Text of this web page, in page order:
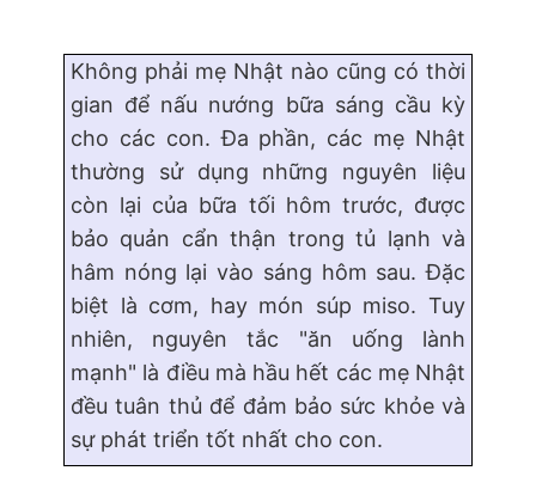
Không phải mẹ Nhật nào cũng có thời
gian để nấu nướng bữa sáng cầu kỳ
cho các con. Đa phần, các mẹ Nhật
thường sử dụng những nguyên liệu
còn lại của bữa tối hôm trước, được
bảo quản cẩn thận trong tủ lạnh và
hâm nóng lại vào sáng hôm sau. Đặc
biệt là cơm, hay món súp miso. Tuy
nhiên, nguyên tắc "ăn uống lành
mạnh" là điều mà hầu hết các mẹ Nhật
đều tuân thủ để đảm bảo sức khỏe và
sự phát triển tốt nhất cho con.